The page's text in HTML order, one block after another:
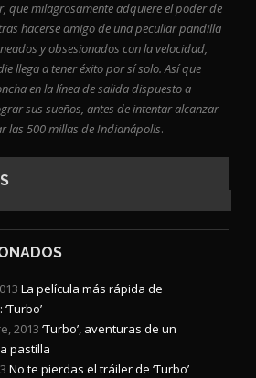
que milagrosamente adquiere el poder de
hacerse amigo de una peculiar pandilla
y obsesionados con la velocidad,
llega a tener éxito por sí solo. Así que
en la línea de salida dispuesto a
sus sueños, antes de intentar alcanzar
las 500 millas de Indianápolis.
La película más rápida de
2013 ‘Turbo’, aventuras de un
pastilla
No te pierdas el tráiler de ‘Turbo’